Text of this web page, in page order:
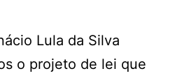
Lula da Silva
o projeto de lei que